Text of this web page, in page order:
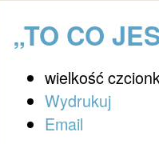
„TO CO
wielkość
Wydrukuj
Email